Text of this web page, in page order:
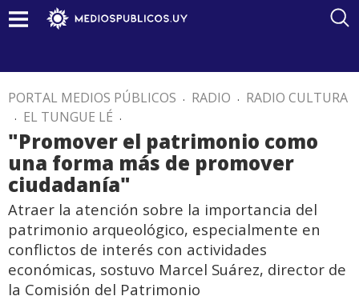
PORTAL MEDIOS PÚBLICOS . RADIO . RADIO CULTURA
. EL TUNGUE LÉ .
"Promover el patrimonio como
una forma más de promover
ciudadanía"
Atraer la atención sobre la importancia del
patrimonio arqueológico, especialmente en
conflictos de interés con actividades
económicas, sostuvo Marcel Suárez, director de
la Comisión del Patrimonio